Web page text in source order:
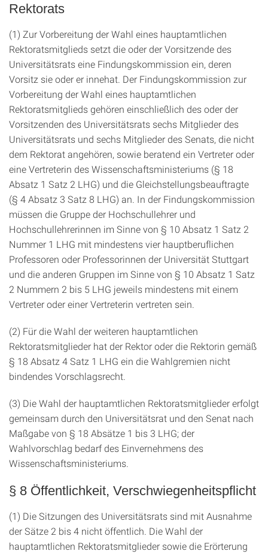
Rektorats
(1) Zur Vorbereitung der Wahl eines hauptamtlichen
Rektoratsmitglieds setzt die oder der Vorsitzende des
Universitätsrats eine Findungskommission ein, deren
Vorsitz sie oder er innehat. Der Findungskommission zur
Vorbereitung der Wahl eines hauptamtlichen
Rektoratsmitglieds gehören einschließlich des oder der
Vorsitzenden des Universitätsrats sechs Mitglieder des
Universitätsrats und sechs Mitglieder des Senats, die nicht
dem Rektorat angehören, sowie beratend ein Vertreter oder
eine Vertreterin des Wissenschaftsministeriums (§ 18
Absatz 1 Satz 2 LHG) und die Gleichstellungsbeauftragte
(§ 4 Absatz 3 Satz 8 LHG) an. In der Findungskommission
müssen die Gruppe der Hochschullehrer und
Hochschullehrerinnen im Sinne von § 10 Absatz 1 Satz 2
Nummer 1 LHG mit mindestens vier hauptberuflichen
Professoren oder Professorinnen der Universität Stuttgart
und die anderen Gruppen im Sinne von § 10 Absatz 1 Satz
2 Nummern 2 bis 5 LHG jeweils mindestens mit einem
Vertreter oder einer Vertreterin vertreten sein.
(2) Für die Wahl der weiteren hauptamtlichen
Rektoratsmitglieder hat der Rektor oder die Rektorin gemäß
§ 18 Absatz 4 Satz 1 LHG ein die Wahlgremien nicht
bindendes Vorschlagsrecht.
(3) Die Wahl der hauptamtlichen Rektoratsmitglieder erfolgt
gemeinsam durch den Universitätsrat und den Senat nach
Maßgabe von § 18 Absätze 1 bis 3 LHG; der
Wahlvorschlag bedarf des Einvernehmens des
Wissenschaftsministeriums.
§ 8 Öffentlichkeit, Verschwiegenheitspflicht
(1) Die Sitzungen des Universitätsrats sind mit Ausnahme
der Sätze 2 bis 4 nicht öffentlich. Die Wahl der
hauptamtlichen Rektoratsmitglieder sowie die Erörterung